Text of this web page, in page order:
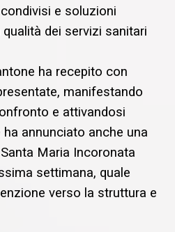
e soluzioni
dei servizi sanitari
ha recepito con
manifestando
e attivandosi
annunciato anche una
Maria Incoronata
settimana, quale
verso la struttura e